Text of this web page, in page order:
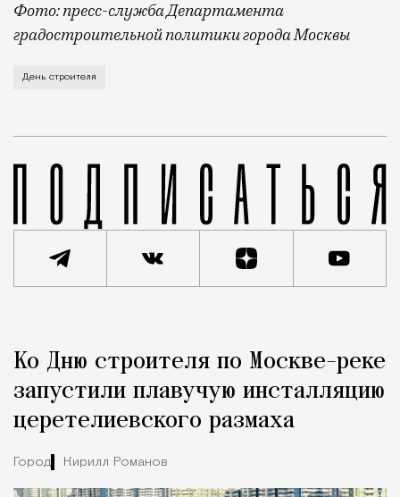
Фото: пресс-служба Департамента
градостроительной политики города Москвы
В этом году профессиональный праздник День
День строителя
Город
Ко Дню строителя по Москве-реке
запустили плавучую инсталляцию
церетелиевского размаха
Город Кирилл Романов